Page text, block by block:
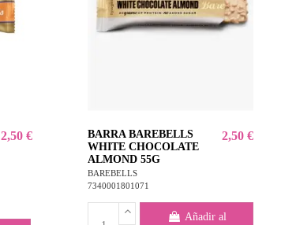
2,50 €
BARRA BAREBELLS
WHITE CHOCOLATE
ALMOND 55G
BAREBELLS
7340001801071
2,50 €
Añadir al